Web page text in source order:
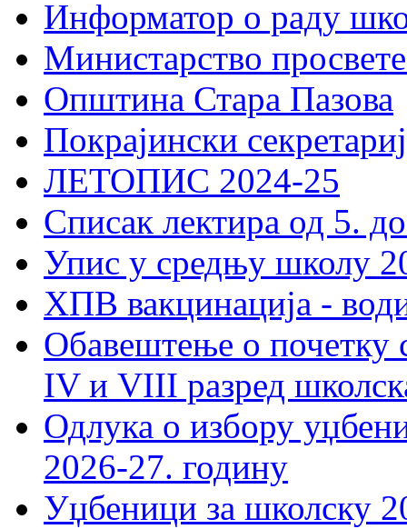
Информатор о раду
Министарство
Општина Стара Пазова
Покрајински
ЛЕТОПИС 2024-25
Списак лектира од 5.
Упис у средњу школу
ХПВ вакцинација -
Обавештење о почетку
IV и VIII разред
Одлука о избору
2026-27. годину
Уџбеници за школску